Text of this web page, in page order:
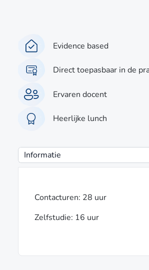
Evidence based
Direct toepasbaar in de
Ervaren docent
Heerlijke lunch
Contacturen: 28 uur
Zelfstudie: 16 uur